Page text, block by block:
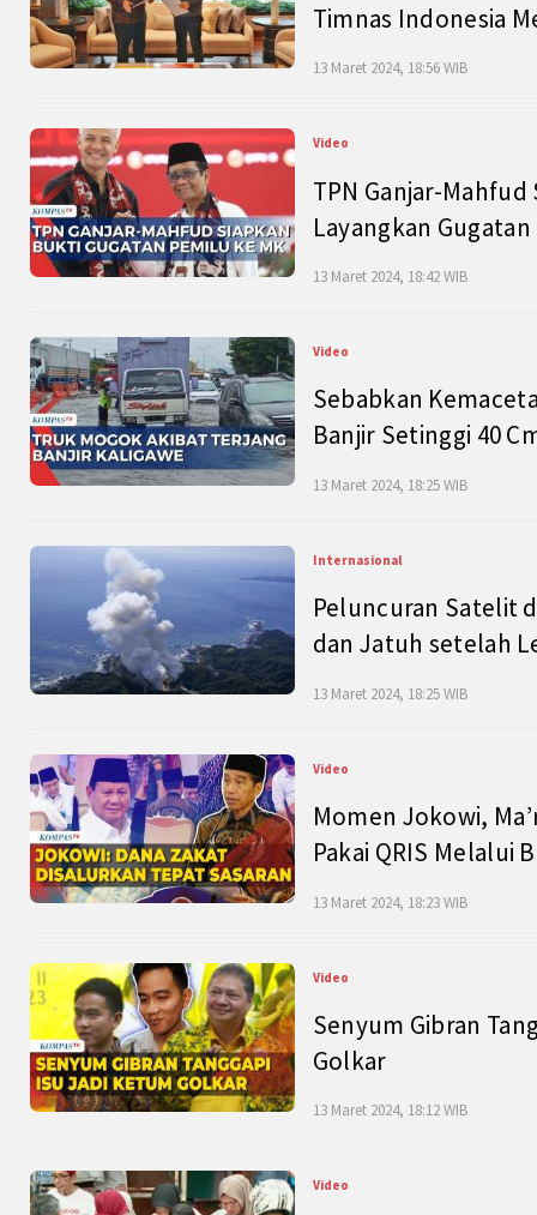
Timnas Indonesia
13 Maret 2024, 18:56 WIB
Video
TPN Ganjar-
Layangkan
13 Maret 2024, 18:42 WIB
Video
Sebabkan
Banjir Setinggi 40
13 Maret 2024, 18:25 WIB
Internasional
Peluncuran Satelit
dan Jatuh setelah
13 Maret 2024, 18:25 WIB
Video
Momen Jokowi,
Pakai QRIS Melalui
13 Maret 2024, 18:23 WIB
Video
Senyum Gibran
Golkar
13 Maret 2024, 18:12 WIB
Video